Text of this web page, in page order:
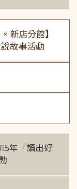
新店分館】
故事活動
年「讀出好